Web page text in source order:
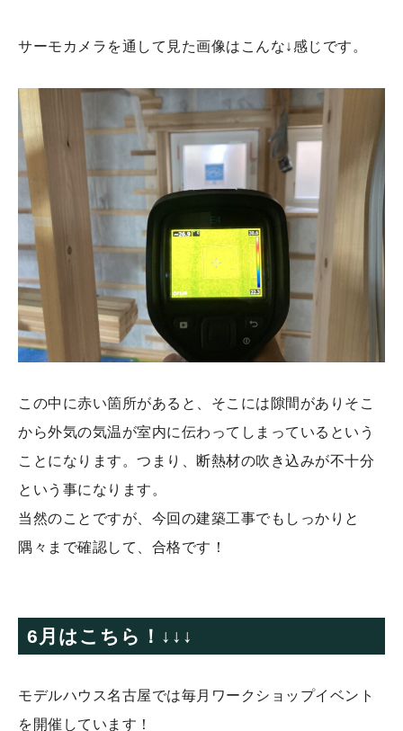
サーモカメラを通して見た画像はこんな↓感じです。
この中に赤い箇所があると、そこには隙間がありそこ
から外気の気温が室内に伝わってしまっているという
ことになります。つまり、断熱材の吹き込みが不十分
という事になります。
当然のことですが、今回の建築工事でもしっかりと
隅々まで確認して、合格です！
6月はこちら！↓↓↓
モデルハウス名古屋では毎月ワークショップイベント
を開催しています！